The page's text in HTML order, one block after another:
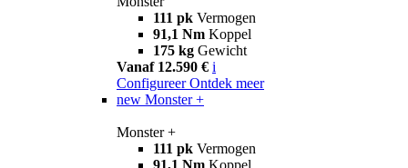
111 pk Vermogen
91,1 Nm Koppel
175 kg Gewicht
Vanaf 12.590 € i
Configureer Ontdek meer
new Monster +
Monster +
111 pk Vermogen
91,1 Nm Koppel